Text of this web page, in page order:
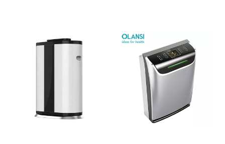
casa com aprovação CE
limpador de ar